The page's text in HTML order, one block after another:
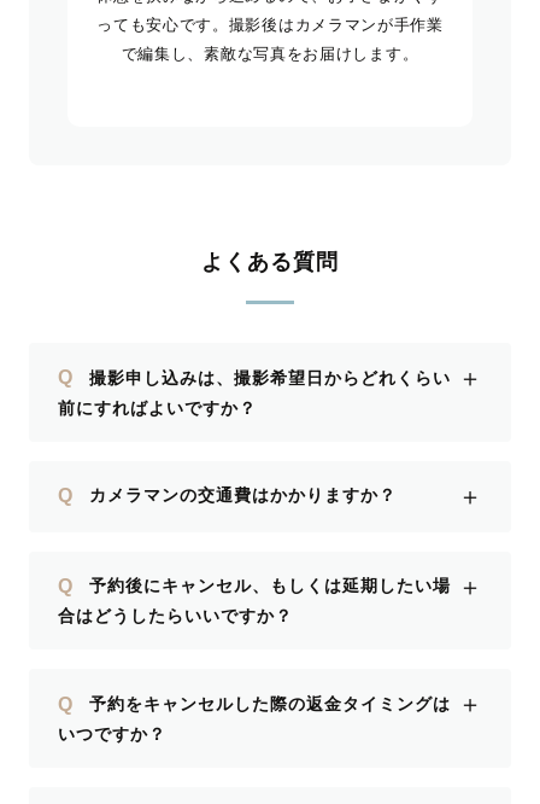
っても安心です。撮影後はカメラマンが手作業
で編集し、素敵な写真をお届けします。
よくある質問
Q
撮影申し込みは、撮影希望日からどれくらい
前にすればよいですか？
＋
Q カメラマンの交通費はかかりますか？ ＋
Q
予約後にキャンセル、もしくは延期したい場
合はどうしたらいいですか？
＋
Q
予約をキャンセルした際の返金タイミングは
いつですか？
＋